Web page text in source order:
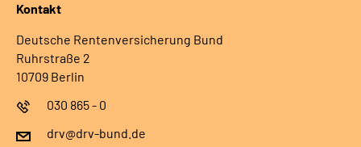
Kontakt
Deutsche Rentenversicherung Bund
Ruhrstraße 2
10709 Berlin
030 865 - 0
drv@drv-bund.de